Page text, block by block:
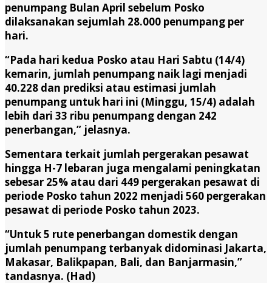
penumpang Bulan April sebelum Posko
dilaksanakan sejumlah 28.000 penumpang per
hari.
“Pada hari kedua Posko atau Hari Sabtu (14/4)
kemarin, jumlah penumpang naik lagi menjadi
40.228 dan prediksi atau estimasi jumlah
penumpang untuk hari ini (Minggu, 15/4) adalah
lebih dari 33 ribu penumpang dengan 242
penerbangan,” jelasnya.
Sementara terkait jumlah pergerakan pesawat
hingga H-7 lebaran juga mengalami peningkatan
sebesar 25% atau dari 449 pergerakan pesawat di
periode Posko tahun 2022 menjadi 560 pergerakan
pesawat di periode Posko tahun 2023.
“Untuk 5 rute penerbangan domestik dengan
jumlah penumpang terbanyak didominasi Jakarta,
Makasar, Balikpapan, Bali, dan Banjarmasin,”
tandasnya. (Had)